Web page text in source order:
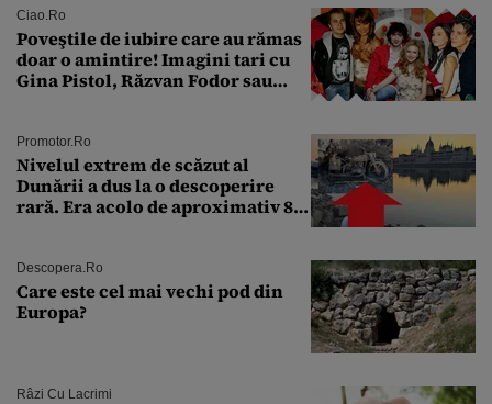
Ciao.ro
Poveştile de iubire care au rămas
doar o amintire! Imagini tari cu
Gina Pistol, Răzvan Fodor sau
Promotor.ro
Nivelul extrem de scăzut al
Dunării a dus la o descoperire
rară. Era acolo de aproximativ 80
Descopera.ro
Care este cel mai vechi pod din
Europa?
Râzi Cu Lacrimi